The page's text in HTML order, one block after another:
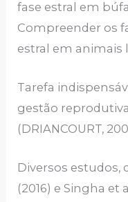
fase estral em
Compreender os
estral em animais
Tarefa
gestão
(DRIANCOURT,
Diversos estudos,
(2016) e Singha et